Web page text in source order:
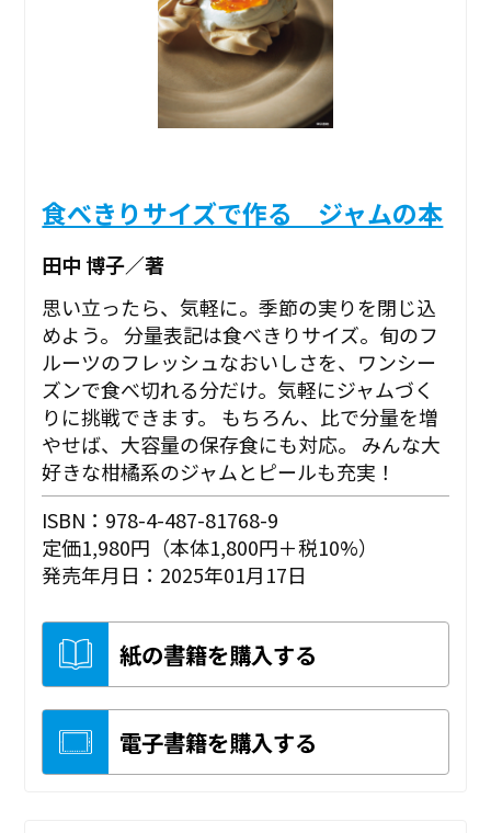
食べきりサイズで作る ジャムの本
田中 博子／著
思い立ったら、気軽に。季節の実りを閉じ込
めよう。 分量表記は食べきりサイズ。旬のフ
ルーツのフレッシュなおいしさを、ワンシー
ズンで食べ切れる分だけ。気軽にジャムづく
りに挑戦できます。 もちろん、比で分量を増
やせば、大容量の保存食にも対応。 みんな大
好きな柑橘系のジャムとピールも充実！
ISBN：978-4-487-81768-9
定価1,980円（本体1,800円＋税10%）
発売年月日：2025年01月17日
紙の書籍を購入する
電子書籍を購入する